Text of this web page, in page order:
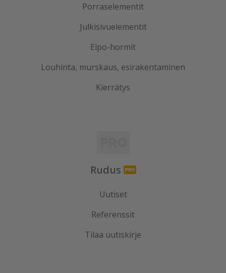
Porraselementit
Julkisivuelementit
Elpo-hormit
Louhinta, murskaus, esirakentaminen
Kierrätys
Rudus
Uutiset
Referenssit
Tilaa uutiskirje